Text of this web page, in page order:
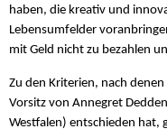
haben, die kreativ und
Lebensumfelder
mit Geld nicht zu bezahlen
Zu den Kriterien, nach
Vorsitz von Annegret
Westfalen) entschieden hat,